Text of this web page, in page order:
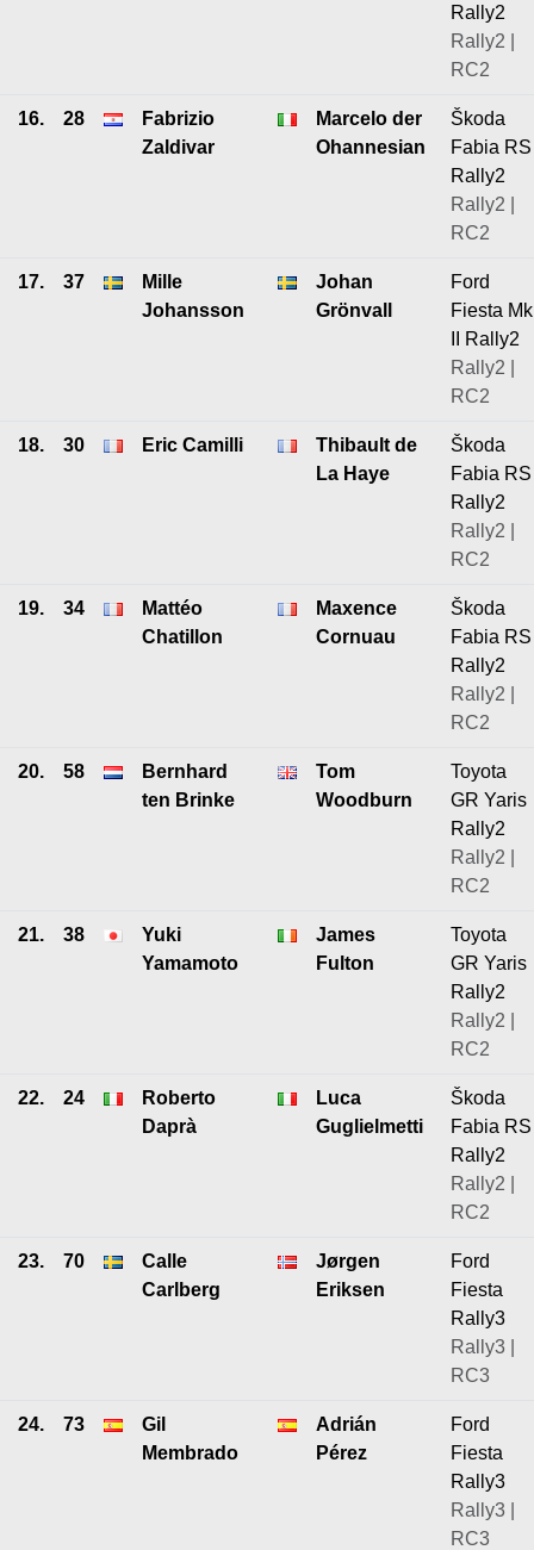
Rally2
Rally2 |
RC2
16. 28
Fabrizio
Zaldivar
Marcelo der
Ohannesian
Škoda
Fabia RS
Rally2
Rally2 |
RC2
17. 37
Mille
Johansson
Johan
Grönvall
Ford
Fiesta Mk
II Rally2
Rally2 |
RC2
18. 30 Eric Camilli
Thibault de
La Haye
Škoda
Fabia RS
Rally2
Rally2 |
RC2
19. 34
Mattéo
Chatillon
Maxence
Cornuau
Škoda
Fabia RS
Rally2
Rally2 |
RC2
20. 58
Bernhard
ten Brinke
Tom
Woodburn
Toyota
GR Yaris
Rally2
Rally2 |
RC2
21. 38
Yuki
Yamamoto
James
Fulton
Toyota
GR Yaris
Rally2
Rally2 |
RC2
22. 24
Roberto
Daprà
Luca
Guglielmetti
Škoda
Fabia RS
Rally2
Rally2 |
RC2
23. 70
Calle
Carlberg
Jørgen
Eriksen
Ford
Fiesta
Rally3
Rally3 |
RC3
24. 73
Gil
Membrado
Adrián
Pérez
Ford
Fiesta
Rally3
Rally3 |
RC3